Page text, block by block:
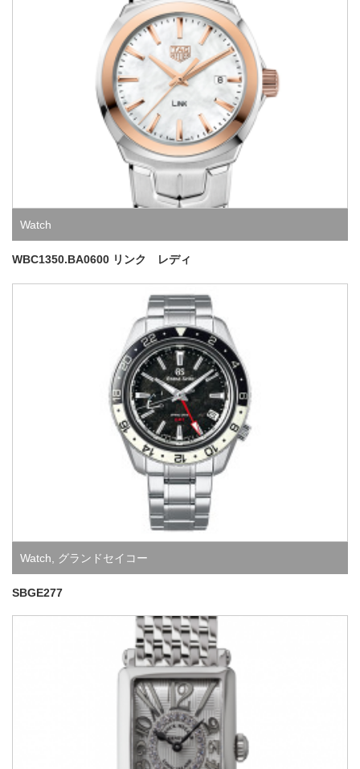
Watch
WBC1350.BA0600 リンク レディ
Watch グランドセイコー
SBGE277